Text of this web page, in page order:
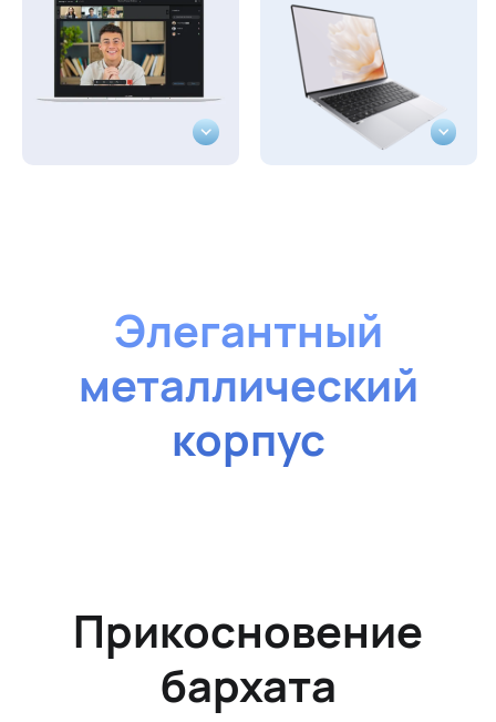
Элегантный
металлический
корпус
Прикосновение
бархата